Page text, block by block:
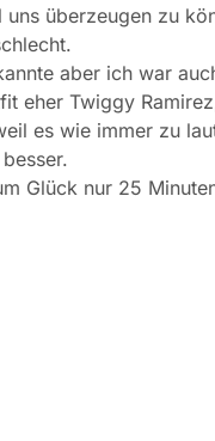
überzeugen zu
aber ich war
eher Twiggy
es wie immer zu
Glück nur 25